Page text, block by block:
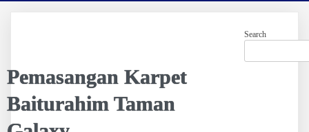
Pemasangan Karpet
Baiturahim Taman
Search